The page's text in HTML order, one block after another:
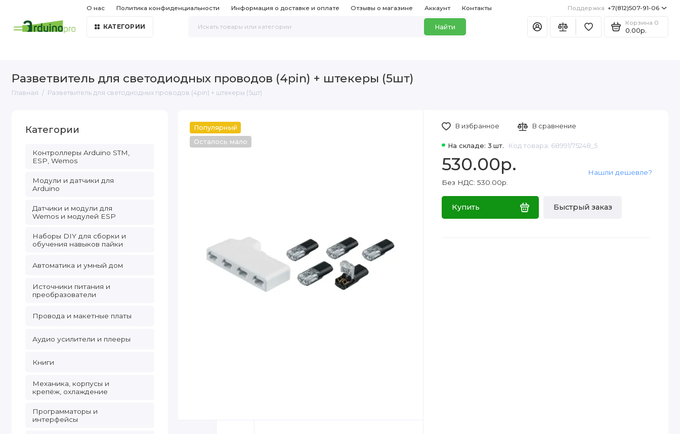
О нас Политика конфиденциальности Информация о доставке и оплате Отзывы о магазине Аккаунт Контакты Поддержка +7(812)507-91-06
КАТЕГОРИИ Найти
Корзина 0
0.00р.
Разветвитель для светодиодных проводов (4pin) + штекеры (5шт)
Главная Разветвитель для светодиодных проводов (4pin) + штекеры (5шт)
Категории
Контроллеры Arduino STM,
ESP, Wemos
Модули и датчики для
Arduino
Датчики и модули для
Wemos и модулей ESP
Наборы DIY для сборки и
обучения навыков пайки
Автоматика и умный дом
Источники питания и
преобразователи
Провода и макетные платы
Аудио усилители и плееры
Книги
Механика, корпусы и
крепёж, охлаждение
Программаторы и
интерфейсы
Популярный
Осталось мало
На складе: 3 шт. Код товара: 68991/75248_5
530.00р.
Без НДС: 530.00р.
Купить Быстрый заказ
Нашли дешевле?
В избранное В сравнение